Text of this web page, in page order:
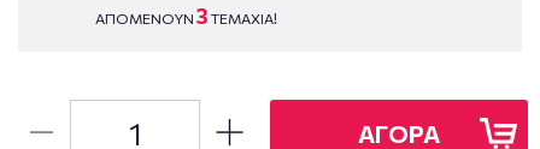
ΑΠΟΜΕΝΟΥΝ 3 ΤΕΜΑΧΙΑ!
ΑΓΟΡΑ